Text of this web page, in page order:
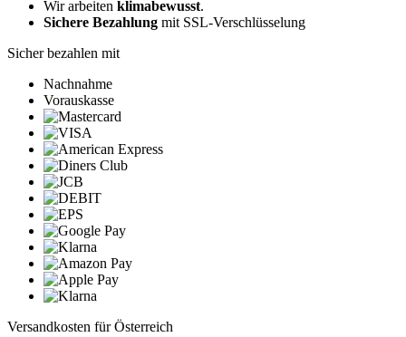
Wir arbeiten klimabewusst.
Sichere Bezahlung mit SSL-Verschlüsselung
Sicher bezahlen mit
Nachnahme
Vorauskasse
Versandkosten für Österreich